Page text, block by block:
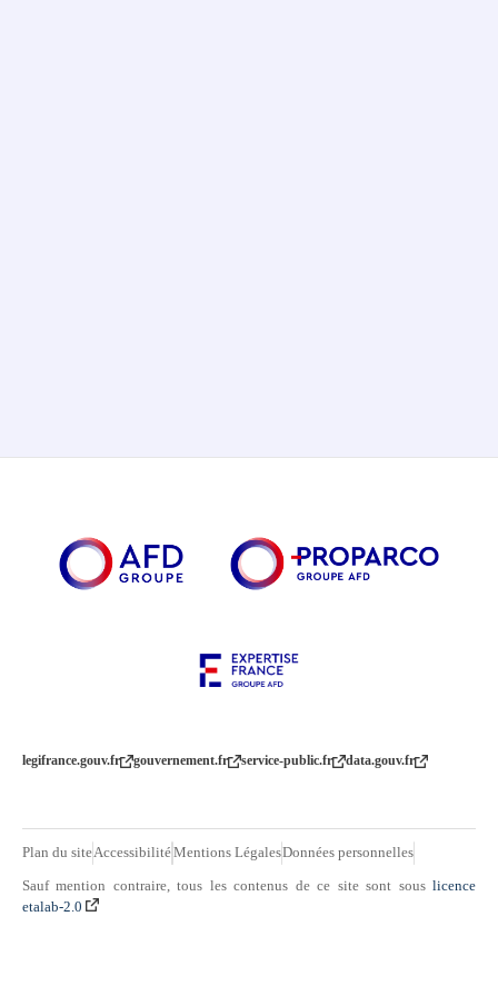
legifrance.gouv.fr gouvernement.fr service-public.fr data.gouv.fr
Plan du siteAccessibilitéMentions LégalesDonnées personnelles
Sauf mention contraire, tous les contenus de ce site sont sous licence
etalab-2.0